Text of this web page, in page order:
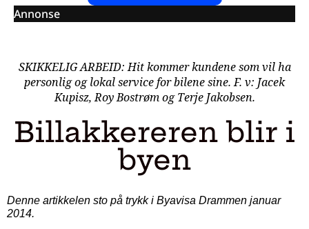
Annonse
SKIKKELIG ARBEID: Hit kommer kundene som vil ha
personlig og lokal service for bilene sine. F. v: Jacek
Kupisz, Roy Bostrøm og Terje Jakobsen.
Billakkereren blir i
byen
Denne artikkelen sto på trykk i Byavisa Drammen januar
2014.